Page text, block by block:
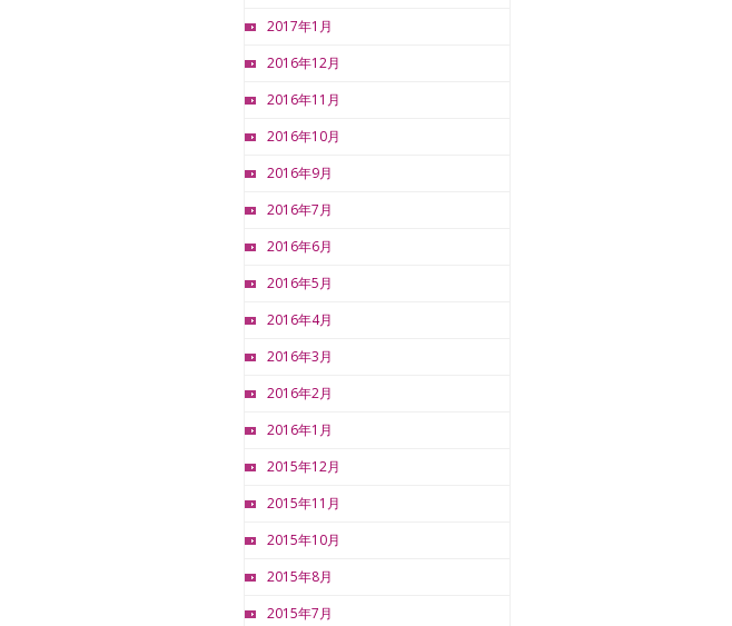
2017年1月
2016年12月
2016年11月
2016年10月
2016年9月
2016年7月
2016年6月
2016年5月
2016年4月
2016年3月
2016年2月
2016年1月
2015年12月
2015年11月
2015年10月
2015年8月
2015年7月